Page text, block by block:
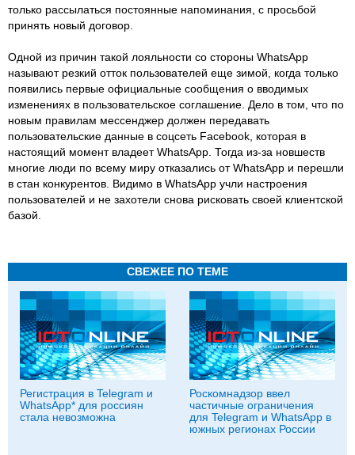
только рассылаться постоянные напоминания, с просьбой
принять новый договор.
Одной из причин такой лояльности со стороны WhatsApp
называют резкий отток пользователей еще зимой, когда только
появились первые официальные сообщения о вводимых
изменениях в пользовательское соглашение. Дело в том, что по
новым правилам мессенджер должен передавать
пользовательские данные в соцсеть Facebook, которая в
настоящий момент владеет WhatsApp. Тогда из-за новшеств
многие люди по всему миру отказались от WhatsApp и перешли
в стан конкурентов. Видимо в WhatsApp учли настроения
пользователей и не захотели снова рисковать своей клиентской
базой.
СВЕЖЕЕ ПО ТЕМЕ
Регистрация в Telegram и
WhatsApp* для россиян
стала невозможна
Роскомнадзор ввел
частичные ограничения
для Telegram и WhatsApp в
южных регионах России